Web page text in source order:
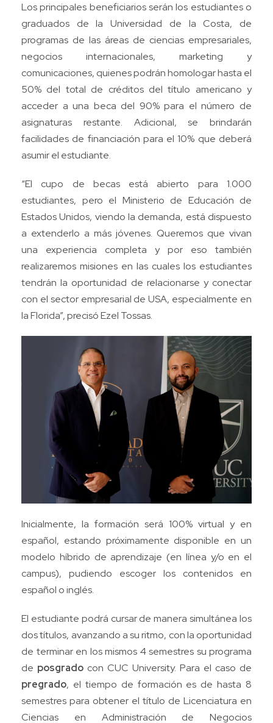
Los principales beneficiarios serán los estudiantes o
graduados de la Universidad de la Costa, de
programas de las áreas de ciencias empresariales,
negocios internacionales, marketing y
comunicaciones, quienes podrán homologar hasta el
50% del total de créditos del título americano y
acceder a una beca del 90% para el número de
asignaturas restante. Adicional, se brindarán
facilidades de financiación para el 10% que deberá
asumir el estudiante.
“El cupo de becas está abierto para 1.000
estudiantes, pero el Ministerio de Educación de
Estados Unidos, viendo la demanda, está dispuesto
a extenderlo a más jóvenes. Queremos que vivan
una experiencia completa y por eso también
realizaremos misiones en las cuales los estudiantes
tendrán la oportunidad de relacionarse y conectar
con el sector empresarial de USA, especialmente en
la Florida”, precisó Ezel Tossas.
Inicialmente, la formación será 100% virtual y en
español, estando próximamente disponible en un
modelo híbrido de aprendizaje (en línea y/o en el
campus), pudiendo escoger los contenidos en
español o inglés.
El estudiante podrá cursar de manera simultánea los
dos títulos, avanzando a su ritmo, con la oportunidad
de terminar en los mismos 4 semestres su programa
de posgrado con CUC University. Para el caso de
pregrado, el tiempo de formación es de hasta 8
semestres para obtener el título de Licenciatura en
Ciencias en Administración de Negocios